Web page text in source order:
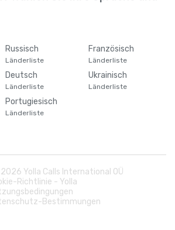
Russisch
Länderliste
Französisch
Länderliste
Deutsch
Länderliste
Ukrainisch
Länderliste
Portugiesisch
Länderliste
2026 Yolla Calls International OÜ
Richtlinie - Yolla
Bestimmungen